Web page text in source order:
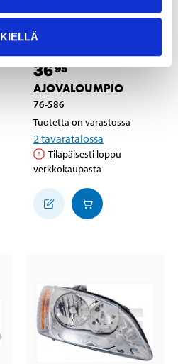
KIELLÄ
3695
AJOVALOUMPIO
76-586
Tuotetta on varastossa
2 tavaratalossa
Tilapäisesti loppu
verkkokaupasta